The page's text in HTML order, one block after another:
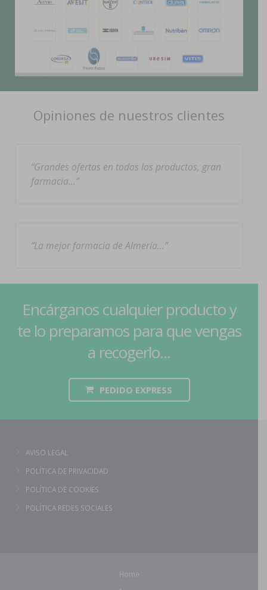
Opiniones de nuestros clientes
Grandes ofertas en todos los productos, gran
farmacia…
La mejor farmacia de Almería…
Encárganos cualquier producto y
te lo preparamos para que vengas
a recogerlo...
PEDIDO EXPRESS
AVISO LEGAL
POLÍTICA DE PRIVACIDAD
POLÍTICA DE COOKIES
POLÍTICA REDES SOCIALES
Home